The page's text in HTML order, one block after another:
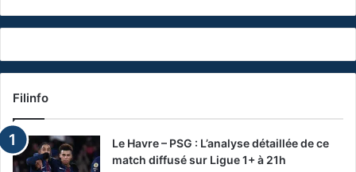
Filinfo
Le Havre – PSG : L’analyse détaillée de ce
match diffusé sur Ligue 1+ à 21h